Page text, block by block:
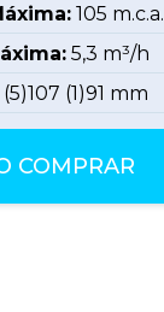
105 m.c.a.
5,3 m³/h
(5)107 (1)91 mm
COMPRAR